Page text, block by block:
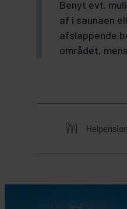
Benyt evt.
af i saunaen
afslappende
området,
Helpension
HER